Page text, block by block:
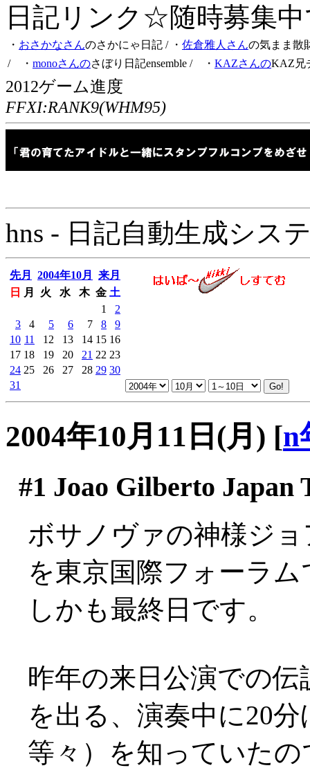
日記リンク☆随時募集
・ おさかなさんのさかにゃ日記 / ・ 佐倉雅人さんの気まま散
/ ・ monoさんのさぼり日記ensemble / ・ KAZさんのKAZ兄
2012ゲーム進度
FFXI:RANK9(WHM95)
hns - 日記自動生成シス
先月 2004年10月
来月
日
月 火 水 木 金 土
1
2
3
4 5 6 7 8
9
10 11 12 13 14 15 16
17 18 19 20 21 22 23
24 25 26 27 28 29 30
31
2004年10月11日(月) [n
#1 Joao Gilberto Japan
ボサノヴァの神様ジ
を東京国際フォーラ
しかも最終日です。
昨年の来日公演での
を出る、演奏中に20
等々）を知っていたの